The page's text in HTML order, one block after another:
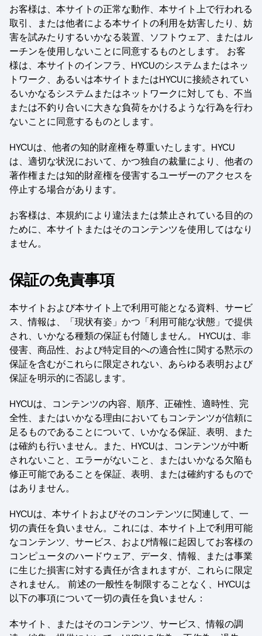
お客様は、本サイトの正常な動作、本サイト上で行われる
取引、または他者による本サイトの利用を妨害したり、妨
害を試みたりするいかなる装置、ソフトウェア、またはル
ーチンを使用しないことに同意するものとします。 お客
様は、本サイトのインフラ、HYCUのシステムまたはネッ
トワーク、あるいは本サイトまたはHYCUに接続されてい
るいかなるシステムまたはネットワークに対しても、不当
または不釣り合いに大きな負荷をかけるような行為を行わ
ないことに同意するものとします。
HYCUは、他者の知的財産権を尊重いたします。HYCU
は、適切な状況において、かつ独自の裁量により、他者の
著作権または知的財産権を侵害するユーザーのアクセスを
停止する場合があります。
お客様は、本規約により違法または禁止されている目的の
ために、本サイトまたはそのコンテンツを使用してはなり
ません。
保証の免責事項
本サイトおよび本サイト上で利用可能となる資料、サービ
ス、情報は、「現状有姿」かつ「利用可能な状態」で提供
され、いかなる種類の保証も付随しません。 HYCUは、非
侵害、商品性、および特定目的への適合性に関する黙示の
保証を含むがこれらに限定されない、あらゆる表明および
保証を明示的に否認します。
HYCUは、コンテンツの内容、順序、正確性、適時性、完
全性、またはいかなる理由においてもコンテンツが信頼に
足るものであることについて、いかなる保証、表明、また
は確約も行いません。また、HYCUは、コンテンツが中断
されないこと、エラーがないこと、またはいかなる欠陥も
修正可能であることを保証、表明、または確約するもので
はありません。
HYCUは、本サイトおよびそのコンテンツに関連して、一
切の責任を負いません。これには、本サイト上で利用可能
なコンテンツ、サービス、および情報に起因してお客様の
コンピュータのハードウェア、データ、情報、または事業
に生じた損害に対する責任が含まれますが、これらに限定
されません。 前述の一般性を制限することなく、HYCUは
以下の事項について一切の責任を負いません：
本サイト、またはそのコンテンツ、サービス、情報の調